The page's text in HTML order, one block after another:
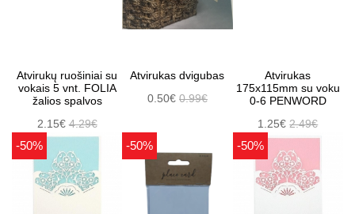
Atvirukų ruošiniai su
vokais 5 vnt. FOLIA
žalios spalvos
2.15€4.29€
Atvirukas dvigubas
0.50€ 0.99€
Atvirukas
175x115mm su voku
0-6 PENWORD
1.25€2.49€
-50% -50% -50%